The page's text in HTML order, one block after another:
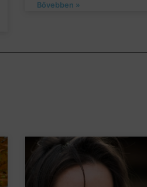
Bővebben »